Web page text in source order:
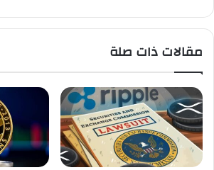
مقالات ذات صلة